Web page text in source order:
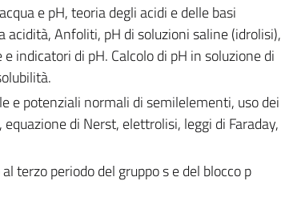
e pH, teoria degli acidi e delle basi
Anfoliti, pH di soluzioni saline (idrolisi),
indicatori di pH. Calcolo di pH in soluzione di
e potenziali normali di semilelementi, uso dei
di Nerst, elettrolisi, leggi di Faraday,
terzo periodo del gruppo s e del blocco p